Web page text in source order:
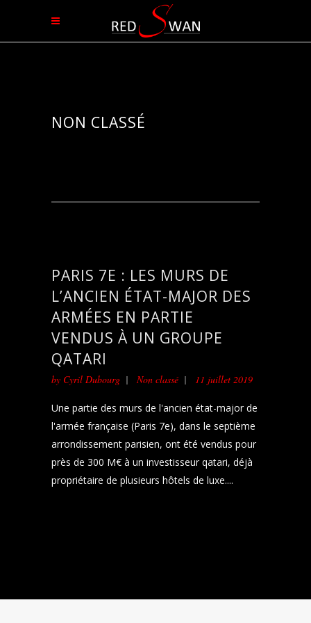
NON CLASSÉ
PARIS 7E : LES MURS DE
L’ANCIEN ÉTAT-MAJOR DES
ARMÉES EN PARTIE
VENDUS À UN GROUPE
QATARI
by Cyril Dubourg Non classé 11 juillet 2019
Une partie des murs de l'ancien état-major de
l'armée française (Paris 7e), dans le septième
arrondissement parisien, ont été vendus pour
près de 300 M€ à un investisseur qatari, déjà
propriétaire de plusieurs hôtels de luxe....